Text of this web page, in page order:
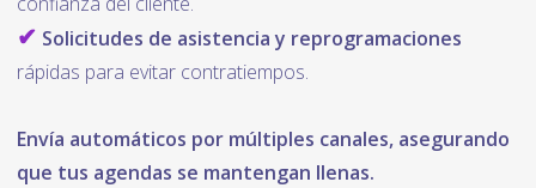
✔ Solicitudes de asistencia y reprogramaciones
rápidas para evitar contratiempos.
Envía automáticos por múltiples canales, asegurando
que tus agendas se mantengan llenas.